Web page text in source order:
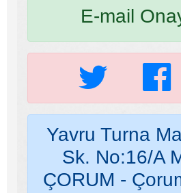
E-mail
Yavru Turna
Sk. No:16/A
ÇORUM -